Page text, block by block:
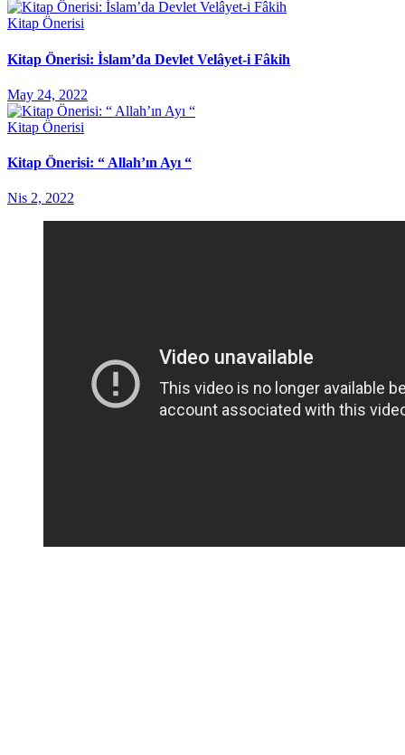
Kitap Önerisi
Kitap Önerisi: İslam’da Devlet Velâyet-i Fâkih
May 24, 2022
Kitap Önerisi
Kitap Önerisi: “ Allah’ın Ayı “
Nis 2, 2022